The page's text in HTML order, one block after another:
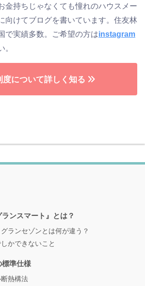
金持ちじゃなくても憧れのハウスメー
向けてブログを書いています。住友林
で実績多数。ご希望の方はinstagram
。
度について詳しく知る
ンスマート』とは？
ランセゾンとは何が違う？
かできないこと
標準仕様
熱構法